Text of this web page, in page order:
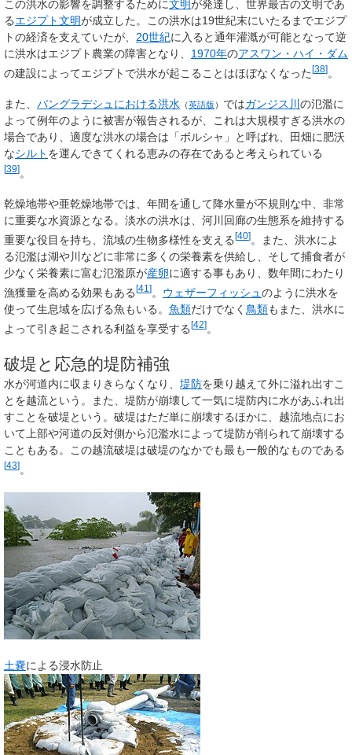
この洪水の影響を調整するために文明が発達し、世界最古の文明であ
るエジプト文明が成立した。この洪水は19世紀末にいたるまでエジプ
トの経済を支えていたが、 20世紀に入ると通年灌漑が可能となって逆
に洪水はエジプト農業の障害となり、 1970年のアスワン・ハイ・ダム
の建設によってエジプトで洪水が起こることはほぼなくなった[38]。
また、 バングラデシュにおける洪水 （英語版 ） ではガンジス川 の氾濫に
よって例年のように被害が報告されるが、これは大規模すぎる洪水の
場合であり、適度な洪水の場合は「ボルシャ」と呼ばれ、田畑に肥沃
なシルト を運んできてくれる恵みの存在であると考えられている
[39] 。
乾燥地帯や亜乾燥地帯では、年間を通して降水量が不規則な中、非常
に重要な水資源となる。淡水の洪水は、河川回廊の生態系を維持する
重要な役目を持ち、流域の生物多様性を支える [40] 。また、洪水によ
る氾濫は湖や川などに非常に多くの栄養素を供給し、そして捕食者が
少なく栄養素に富む氾濫原が産卵に適する事もあり、数年間にわたり
漁獲量を高める効果もある[41 ]。 ウェザーフィッシュ のように洪水を
使って生息域を広げる魚もいる。 魚類だけでなく 鳥類もまた、洪水に
よって引き起こされる利益を享受する[42]。
破堤と応急的堤防補強
水が河道内に収まりきらなくなり、 堤防を乗り越えて外に溢れ出すこ
とを越流という。また、堤防が崩壊して一気に堤防内に水があふれ出
すことを破堤という。破堤はただ単に崩壊するほかに、越流地点にお
いて上部や河道の反対側から氾濫水によって堤防が削られて崩壊する
こともある。この越流破堤は破堤のなかでも最も一般的なものである
[43]。
土嚢による浸水防止